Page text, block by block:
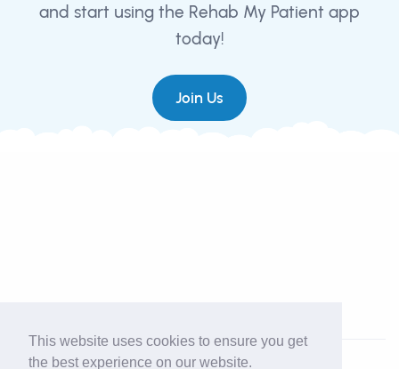
This website uses cookies to ensure you get
the best experience on our website.
and start using the Rehab My Patient app
today!
Join Us